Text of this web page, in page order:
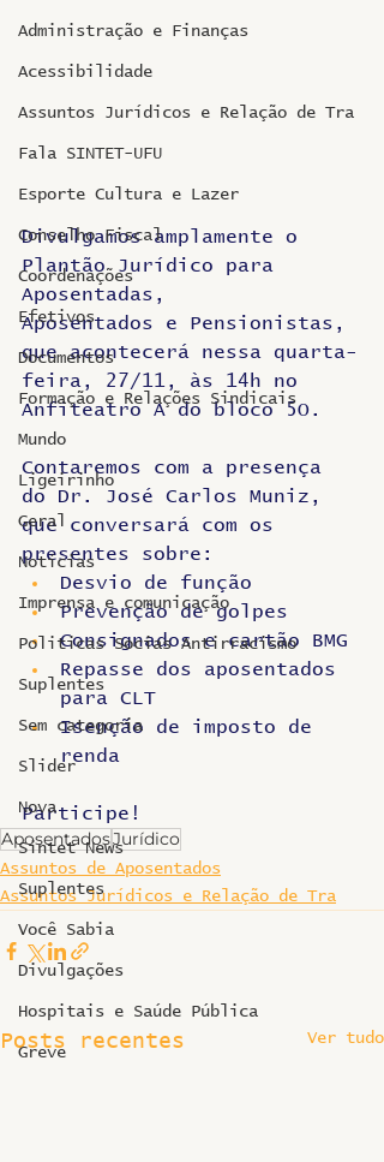
Administração e Finanças
Acessibilidade
Assuntos Jurídicos e Relação de Tra
Fala SINTET-UFU
Esporte Cultura e Lazer
Conselho Fiscal
Coordenações
Efetivos
Documentos
Formação e Relações Sindicais
Mundo
Ligeirinho
Geral
Notícias
Imprensa e comunicação
Politicas Socias Antirracismo
Suplentes
Sem categoria
Slider
Nova
Sintet News
Suplentes
Você Sabia
Divulgações
Hospitais e Saúde Pública
Greve
Divulgamos amplamente o
Plantão Jurídico para
Aposentadas,
Aposentados e Pensionistas,
que acontecerá nessa quarta-
feira, 27/11, às 14h no
Anfiteatro A do bloco 5O.
Contaremos com a presença
do Dr. José Carlos Muniz,
que conversará com os
presentes sobre:
Desvio de função
Prevenção de golpes
Consignados e cartão BMG
Repasse dos aposentados
para CLT
Isenção de imposto de
renda
Participe!
AposentadosJurídico
Assuntos de Aposentados
Assuntos Jurídicos e Relação de Tra
Posts recentes Ver tudo